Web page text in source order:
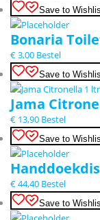
Save to
Bonaria
€3,00 Bestel
Save to
Jama
€ 13,90 Bestel
Save to
€44,40 Bestel
Save to